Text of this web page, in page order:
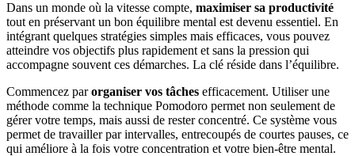
Dans un monde où la vitesse compte, maximiser sa productivité
tout en préservant un bon équilibre mental est devenu essentiel. En
intégrant quelques stratégies simples mais efficaces, vous pouvez
atteindre vos objectifs plus rapidement et sans la pression qui
accompagne souvent ces démarches. La clé réside dans l’équilibre.
Commencez parorganiser vos tâches efficacement. Utiliser une
méthode comme la technique Pomodoro permet non seulement de
gérer votre temps, mais aussi de rester concentré. Ce système vous
permet de travailler par intervalles, entrecoupés de courtes pauses, ce
qui améliore à la fois votre concentration et votre bien-être mental.